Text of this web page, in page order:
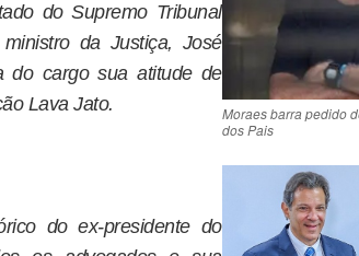
do Supremo Tribunal
da Justiça, José
do cargo sua atitude de
Lava Jato.
do ex-presidente do
Moraes barra pedido
dos Pais